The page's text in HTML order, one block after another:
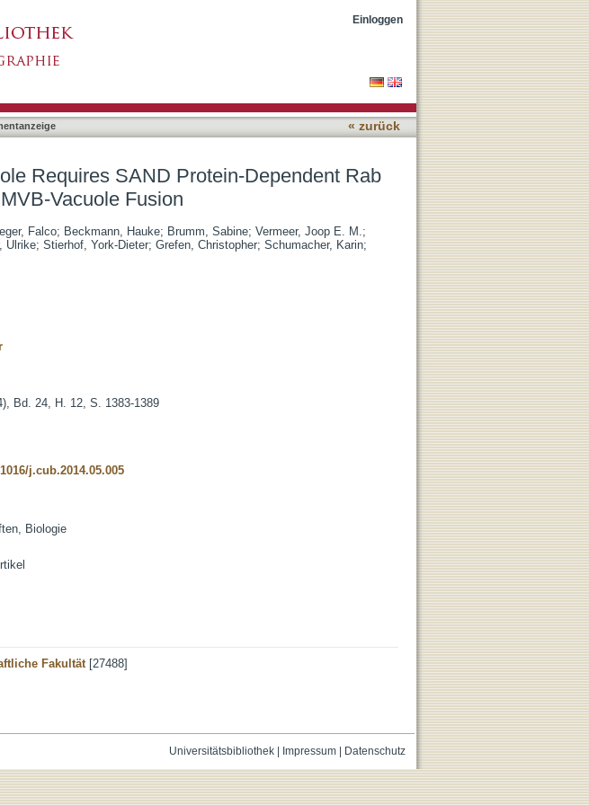
Rab GTPase Conversion for MVB-
Einloggen
« zurück
Requires SAND Protein-Dependent Rab
Vacuole Fusion
Falco; Beckmann, Hauke; Brumm, Sabine; Vermeer, Joop E. M.;
Ulrike; Stierhof, York-Dieter; Grefen, Christopher; Schumacher, Karin;
Bd. 24, H. 12, S. 1383-1389
j.cub.2014.05.005
Biologie
Fakultät[27488]
Universitätsbibliothek| Impressum| Datenschutz